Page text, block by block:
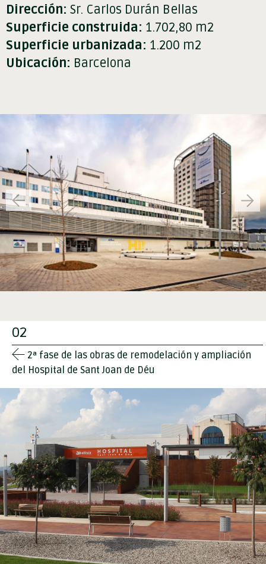
Dirección: Sr. Carlos Durán Bellas
Superficie construida: 1.702,80 m2
Superficie urbanizada: 1.200 m2
Ubicación: Barcelona
02
2ª fase de las obras de remodelación y ampliación
del Hospital de Sant Joan de Déu